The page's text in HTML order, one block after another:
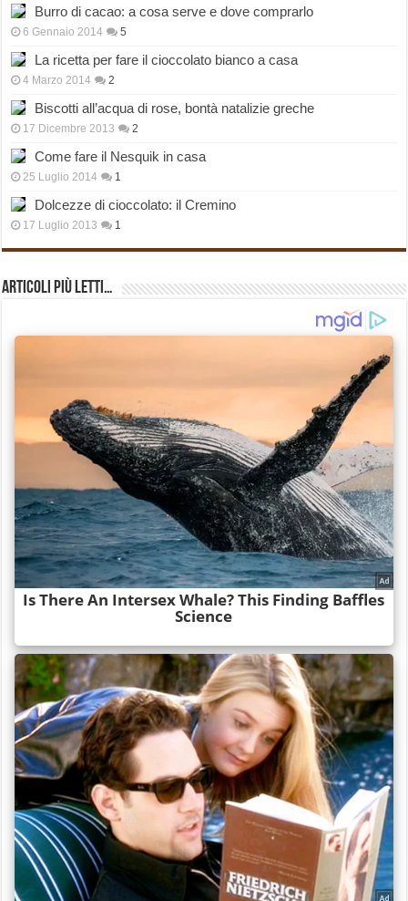
Burro di cacao: a cosa serve e dove comprarlo
6 Gennaio 2014 5
La ricetta per fare il cioccolato bianco a casa
4 Marzo 2014 2
Biscotti all’acqua di rose, bontà natalizie greche
17 Dicembre 2013 2
Come fare il Nesquik in casa
25 Luglio 2014 1
Dolcezze di cioccolato: il Cremino
17 Luglio 2013 1
Articoli più Letti…